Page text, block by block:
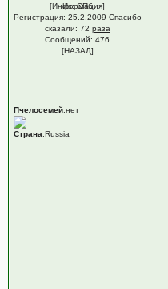
[Информация]
Из: СПб
Регистрация: 25.2.2009 Спасибо
сказали: 72 раза
Сообщений: 476
[НАЗАД]
Пчелосемей:нет
Страна:Russia